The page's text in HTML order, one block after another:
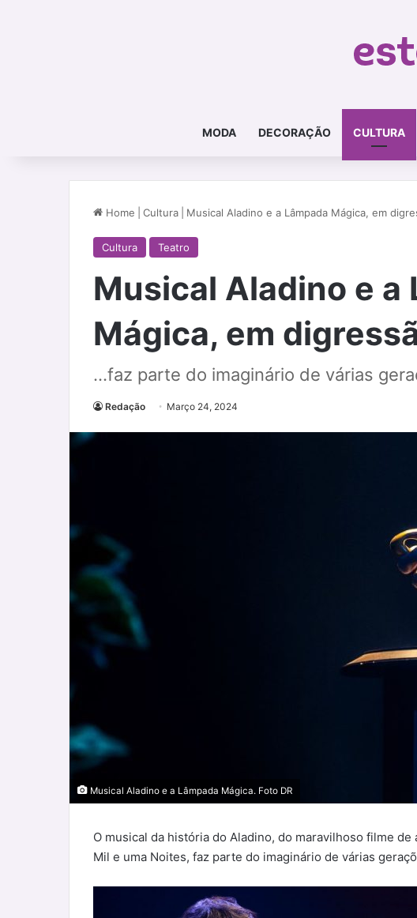
MODA DECORAÇÃO CULTURA
Home Cultura Musical Aladino e a Lâmpada Mágica, em
Cultura Teatro
Musical Aladino e a
Mágica, em
...faz parte do imaginário de várias
Redação Março 24, 2024
Musical Aladino e a Lâmpada Mágica. Foto DR
O musical da história do Aladino, do maravilhoso filme de
Mil e uma Noites, faz parte do imaginário de várias